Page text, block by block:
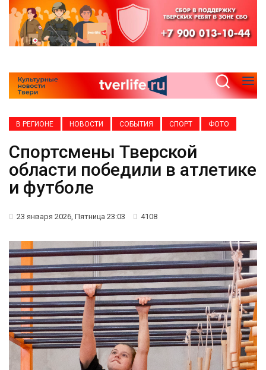
В РЕГИОНЕ НОВОСТИ СОБЫТИЯ СПОРТ ФОТО
Спортсмены Тверской
области победили в атлетике
и футболе
23 января 2026, Пятница 23:03 4108